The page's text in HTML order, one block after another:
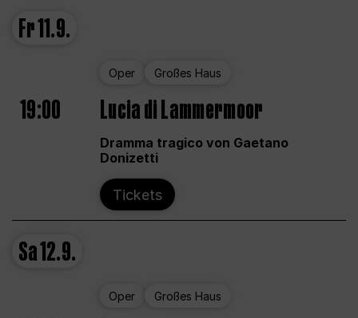
Fr11.9.
Oper Großes Haus
19:00 Lucia di Lammermoor
Dramma tragico von Gaetano
Donizetti
Tickets
Sa12.9.
Oper Großes Haus